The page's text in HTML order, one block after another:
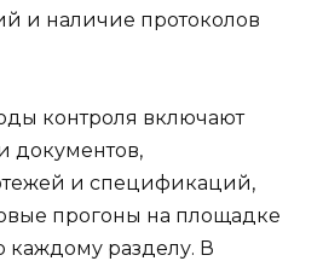
и наличие протоколов
контроля включают
документов,
и спецификаций,
прогоны на площадке
каждому разделу. В